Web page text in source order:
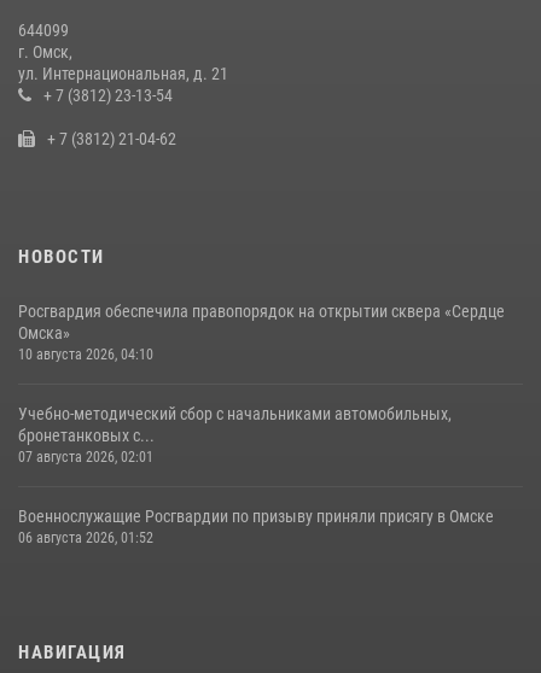
В Омской области экипаж Росгвардии помог ликвидировать пожар
в жилом доме
644099
г. Омск,
ул. Интернациональная, д. 21
+ 7 (3812) 23-13-54
+ 7 (3812) 21-04-62
НОВОСТИ
Росгвардия обеспечила правопорядок на открытии сквера «Сердце
Омска»
10 августа 2026, 04:10
Учебно-методический сбор с начальниками автомобильных,
бронетанковых с...
07 августа 2026, 02:01
Военнослужащие Росгвардии по призыву приняли присягу в Омске
06 августа 2026, 01:52
НАВИГАЦИЯ